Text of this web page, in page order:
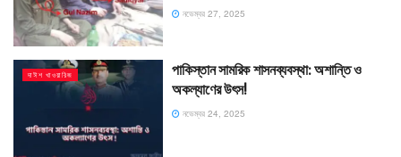
নভেম্বর 27, 2025
দাঈশ খাওয়ারিজ
পাকিস্তান সামরিক শাসনব্যবস্থা: অশান্তি ও
অকল্যাণের উৎস!
নভেম্বর 24, 2025